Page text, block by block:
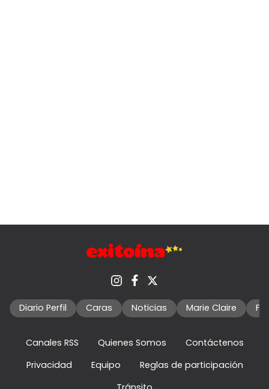
Diario Perfil Caras Noticias Marie Claire
Canales RSS Quienes Somos
Contáctenos
Privacidad
Equipo
Reglas de participación